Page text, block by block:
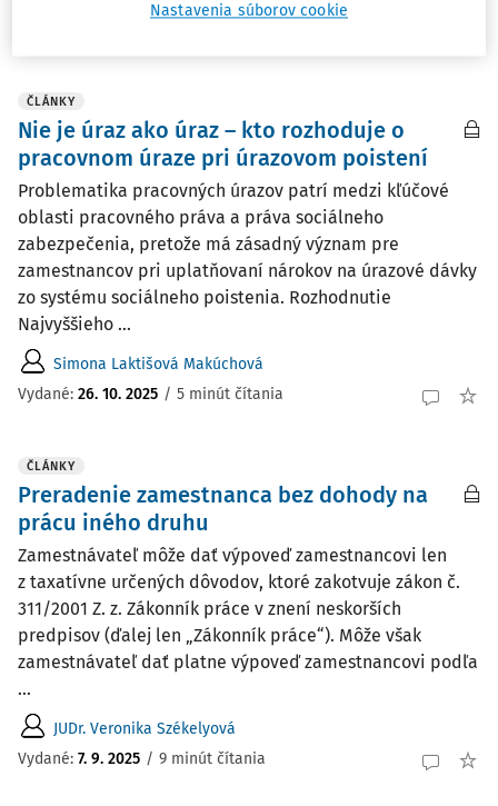
ČLÁNKY
Nie je úraz ako úraz – kto rozhoduje o
pracovnom úraze pri úrazovom poistení
Problematika pracovných úrazov patrí medzi kľúčové
oblasti pracovného práva a práva sociálneho
zabezpečenia, pretože má zásadný význam pre
zamestnancov pri uplatňovaní nárokov na úrazové dávky
zo systému sociálneho poistenia. Rozhodnutie
Najvyššieho ...
Simona Laktišová Makúchová
Vydané: 26. 10. 2025 / 5 minút čítania
ČLÁNKY
Preradenie zamestnanca bez dohody na
prácu iného druhu
Zamestnávateľ môže dať výpoveď zamestnancovi len
z taxatívne určených dôvodov, ktoré zakotvuje zákon č.
311/2001 Z. z. Zákonník práce v znení neskorších
predpisov (ďalej len „Zákonník práce“). Môže však
zamestnávateľ dať platne výpoveď zamestnancovi podľa
...
JUDr. Veronika Székelyová
Vydané: 7. 9. 2025 / 9 minút čítania
Nastavenia súborov cookie